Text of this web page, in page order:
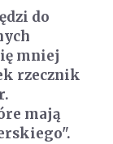
do
mniej
rzecznik
mają